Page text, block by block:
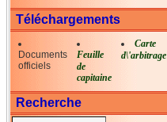
Téléchargements
Documents
officiels
Feuille
de
capitaine
Carte
d\'arbitrage
Recherche